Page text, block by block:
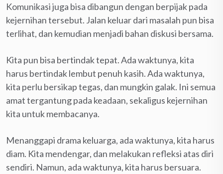
Komunikasi juga bisa dibangun dengan berpijak pada
kejernihan tersebut. Jalan keluar dari masalah pun bisa
terlihat, dan kemudian menjadi bahan diskusi bersama.
Kita pun bisa bertindak tepat. Ada waktunya, kita
harus bertindak lembut penuh kasih. Ada waktunya,
kita perlu bersikap tegas, dan mungkin galak. Ini semua
amat tergantung pada keadaan, sekaligus kejernihan
kita untuk membacanya.
Menanggapi drama keluarga, ada waktunya, kita harus
diam. Kita mendengar, dan melakukan refleksi atas diri
sendiri. Namun, ada waktunya, kita harus bersuara.